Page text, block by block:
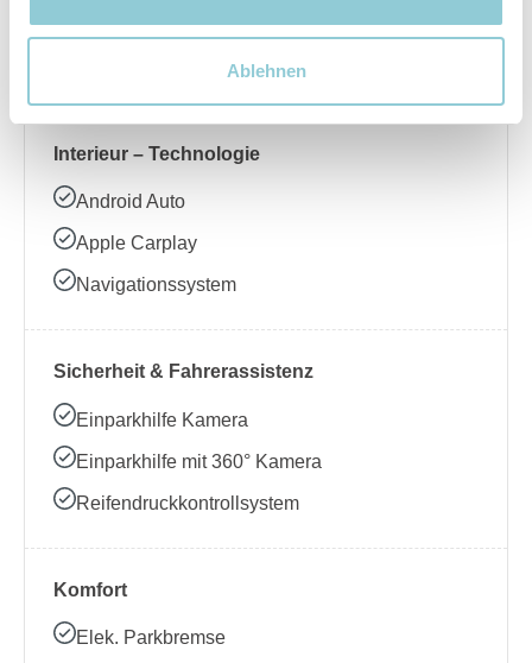
Ablehnen
Beheizbares Lenkrad
Interieur – Technologie
Android Auto
Apple Carplay
Navigationssystem
Sicherheit & Fahrerassistenz
Einparkhilfe Kamera
Einparkhilfe mit 360° Kamera
Reifendruckkontrollsystem
Komfort
Elek. Parkbremse